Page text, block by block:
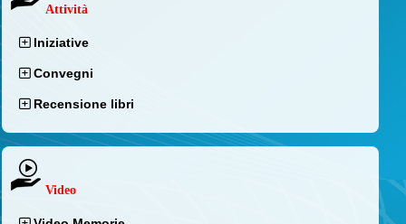
Attività
Iniziative
Convegni
Recensione libri
Video